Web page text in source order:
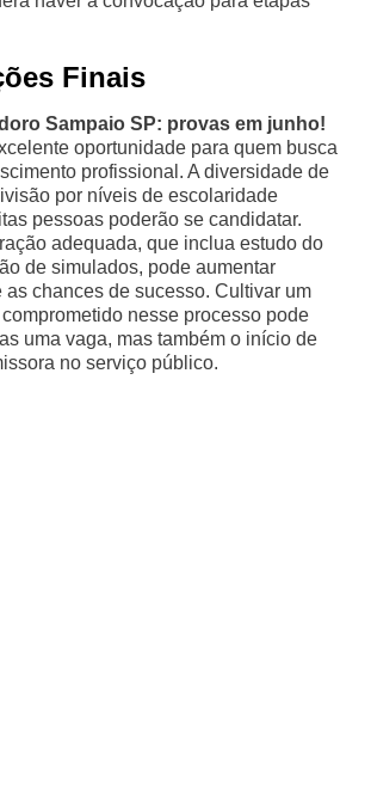
Finais
Sampaio SP: provas em junho!
oportunidade para quem busca
profissional. A diversidade de
por níveis de escolaridade
pessoas poderão se candidatar.
adequada, que inclua estudo do
de simulados, pode aumentar
chances de sucesso. Cultivar um
nesse processo pode
uma vaga, mas também o início de
no serviço público.